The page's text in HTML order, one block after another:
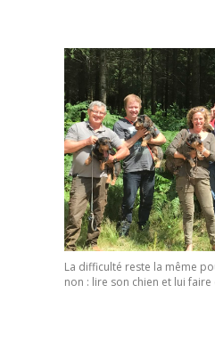
La difficulté reste la même
non : lire son chien et lui faire